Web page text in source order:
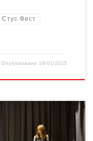
Стус Фест
Опубліковано 19/01/2025